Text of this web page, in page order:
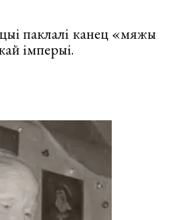
паклалі канец «мяжы
імперыі.